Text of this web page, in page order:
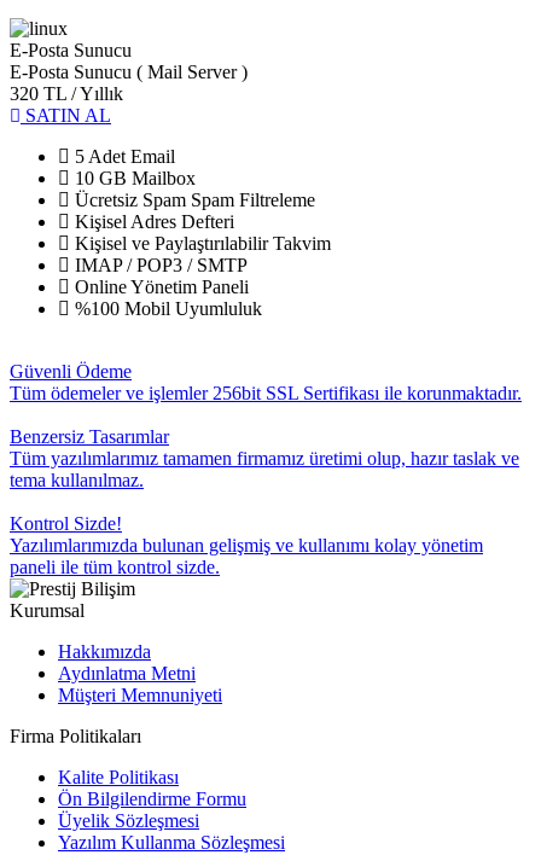
E-Posta Sunucu
E-Posta Sunucu ( Mail Server )
320 TL / Yıllık
SATIN AL
5 Adet Email
10 GB Mailbox
Ücretsiz Spam Spam Filtreleme
Kişisel Adres Defteri
Kişisel ve Paylaştırılabilir Takvim
IMAP / POP3 / SMTP
Online Yönetim Paneli
%100 Mobil Uyumluluk
Güvenli Ödeme
Tüm ödemeler ve işlemler 256bit SSL Sertifikası ile korunmaktadır.
Benzersiz Tasarımlar
Tüm yazılımlarımız tamamen firmamız üretimi olup, hazır taslak ve
tema kullanılmaz.
Kontrol Sizde!
Yazılımlarımızda bulunan gelişmiş ve kullanımı kolay yönetim
paneli ile tüm kontrol sizde.
Kurumsal
Hakkımızda
Aydınlatma Metni
Müşteri Memnuniyeti
Firma Politikaları
Kalite Politikası
Ön Bilgilendirme Formu
Üyelik Sözleşmesi
Yazılım Kullanma Sözleşmesi